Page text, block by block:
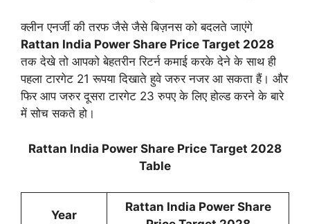
क्लीन एनर्जी की तरफ जैसे जैसे बिज़नस को बदलते जाएंगे
Rattan India Power Share Price Target 2028
तक देखे तो आपको बेहतरीन रिटर्न कमाई करके देने के साथ ही
पहला टारगेट 21 रूपया दिखाते हुवे जरुर नजर आ सकता हैं। और
फिर आप जरुर दूसरा टारगेट 23 रुपए के लिए होल्ड करने के बारे
में सोच सकते हो।
Rattan India Power Share Price Target 2028
Table
Year
Rattan India Power Share